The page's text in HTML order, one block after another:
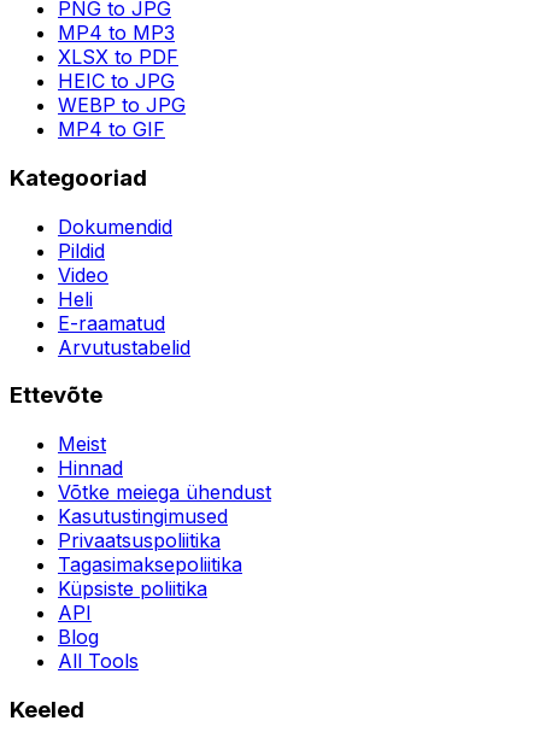
PNG to JPG
MP4 to MP3
XLSX to PDF
HEIC to JPG
WEBP to JPG
MP4 to GIF
Kategooriad
Dokumendid
Pildid
Video
Heli
E-raamatud
Arvutustabelid
Ettevõte
Meist
Hinnad
Võtke meiega ühendust
Kasutustingimused
Privaatsuspoliitika
Tagasimaksepoliitika
Küpsiste poliitika
API
Blog
All Tools
Keeled